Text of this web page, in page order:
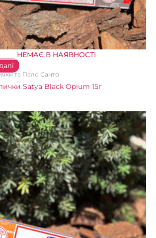
НЕМАЄ В НАЯВНОСТІ
та Пало Санто
Satya Black Opium 15г